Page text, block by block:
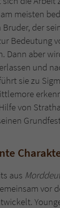
meisten
Bruder, der
Bedeutung
Dann aber
und
sie zu
von
aus
vor